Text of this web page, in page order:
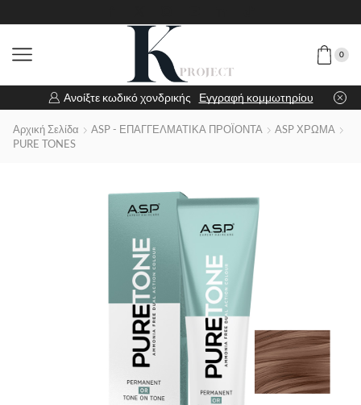
0
Ανοίξτε κωδικό χονδρικής Εγγραφή κομμωτηρίου
Αρχική Σελίδα ASP - ΕΠΑΓΓΕΛΜΑΤΙΚΑ ΠΡΟΪΟΝΤΑ
ASP ΧΡΩΜΑ
PURE TONES